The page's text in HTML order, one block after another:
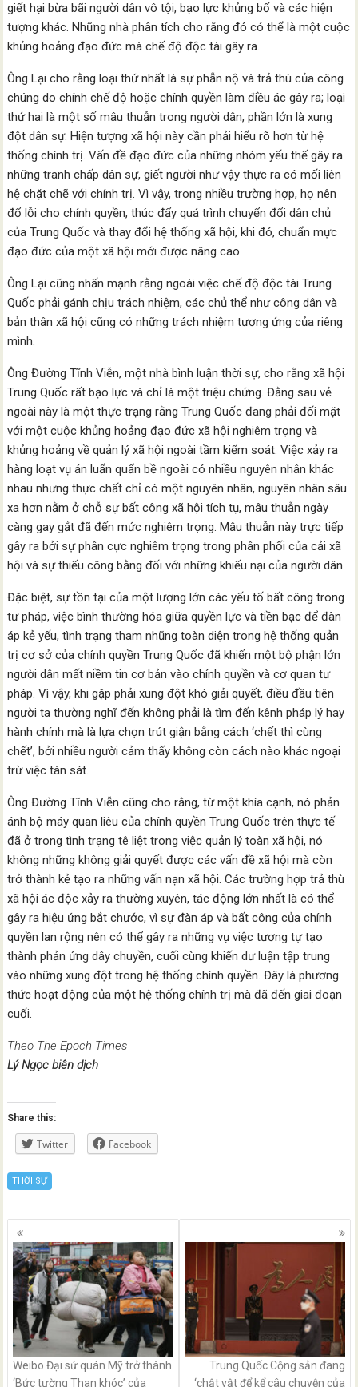
giết hại bừa bãi người dân vô tội, bạo lực khủng bố và các hiện
tượng khác. Những nhà phân tích cho rằng đó có thể là một cuộc
khủng hoảng đạo đức mà chế độ độc tài gây ra.
Ông Lại cho rằng loại thứ nhất là sự phẫn nộ và trả thù của công
chúng do chính chế độ hoặc chính quyền làm điều ác gây ra; loại
thứ hai là một số mâu thuẫn trong người dân, phần lớn là xung
đột dân sự. Hiện tượng xã hội này cần phải hiểu rõ hơn từ hệ
thống chính trị. Vấn đề đạo đức của những nhóm yếu thế gây ra
những tranh chấp dân sự, giết người như vậy thực ra có mối liên
hệ chặt chẽ với chính trị. Vì vậy, trong nhiều trường hợp, họ nên
đổ lỗi cho chính quyền, thúc đẩy quá trình chuyển đổi dân chủ
của Trung Quốc và thay đổi hệ thống xã hội, khi đó, chuẩn mực
đạo đức của một xã hội mới được nâng cao.
Ông Lại cũng nhấn mạnh rằng ngoài việc chế độ độc tài Trung
Quốc phải gánh chịu trách nhiệm, các chủ thể như công dân và
bản thân xã hội cũng có những trách nhiệm tương ứng của riêng
mình.
Ông Đường Tĩnh Viễn, một nhà bình luận thời sự, cho rằng xã hội
Trung Quốc rất bạo lực và chỉ là một triệu chứng. Đằng sau vẻ
ngoài này là một thực trạng rằng Trung Quốc đang phải đối mặt
với một cuộc khủng hoảng đạo đức xã hội nghiêm trọng và
khủng hoảng về quản lý xã hội ngoài tầm kiểm soát. Việc xảy ra
hàng loạt vụ án luẩn quẩn bề ngoài có nhiều nguyên nhân khác
nhau nhưng thực chất chỉ có một nguyên nhân, nguyên nhân sâu
xa hơn nằm ở chỗ sự bất công xã hội tích tụ, mâu thuẫn ngày
càng gay gắt đã đến mức nghiêm trọng. Mâu thuẫn này trực tiếp
gây ra bởi sự phân cực nghiêm trọng trong phân phối của cải xã
hội và sự thiếu công bằng đối với những khiếu nại của người dân.
Đặc biệt, sự tồn tại của một lượng lớn các yếu tố bất công trong
tư pháp, việc bình thường hóa giữa quyền lực và tiền bạc để đàn
áp kẻ yếu, tình trạng tham nhũng toàn diện trong hệ thống quản
trị cơ sở của chính quyền Trung Quốc đã khiến một bộ phận lớn
người dân mất niềm tin cơ bản vào chính quyền và cơ quan tư
pháp. Vì vậy, khi gặp phải xung đột khó giải quyết, điều đầu tiên
người ta thường nghĩ đến không phải là tìm đến kênh pháp lý hay
hành chính mà là lựa chọn trút giận bằng cách ‘chết thì cùng
chết’, bởi nhiều người cảm thấy không còn cách nào khác ngoại
trừ việc tàn sát.
Ông Đường Tĩnh Viễn cũng cho rằng, từ một khía cạnh, nó phản
ánh bộ máy quan liêu của chính quyền Trung Quốc trên thực tế
đã ở trong tình trạng tê liệt trong việc quản lý toàn xã hội, nó
không những không giải quyết được các vấn đề xã hội mà còn
trở thành kẻ tạo ra những vấn nạn xã hội. Các trường hợp trả thù
xã hội ác độc xảy ra thường xuyên, tác động lớn nhất là có thể
gây ra hiệu ứng bắt chước, vì sự đàn áp và bất công của chính
quyền lan rộng nên có thể gây ra những vụ việc tương tự tạo
thành phản ứng dây chuyền, cuối cùng khiến dư luận tập trung
vào những xung đột trong hệ thống chính quyền. Đây là phương
thức hoạt động của một hệ thống chính trị mà đã đến giai đoạn
cuối.
Theo The Epoch Times
Lý Ngọc biên dịch
Share this:
Twitter Facebook
THỜI SỰ
Posts
navigation
Weibo Đại sứ quán Mỹ trở thành
‘Bức tường Than khóc’ của
Trung Quốc Cộng sản đang
‘chật vật để kể câu chuyện của